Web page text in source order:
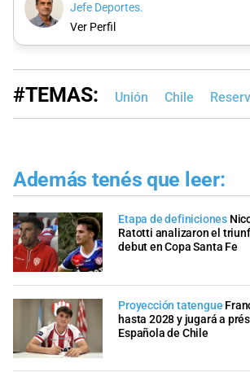
Jefe Deportes.
Ver Perfil
#TEMAS: Unión Chile
Además tenés que leer:
Etapa de definiciones
Ratotti analizaron el
debut en Copa Santa Fe
Proyección tatengue
hasta 2028 y jugará a
Española de Chile